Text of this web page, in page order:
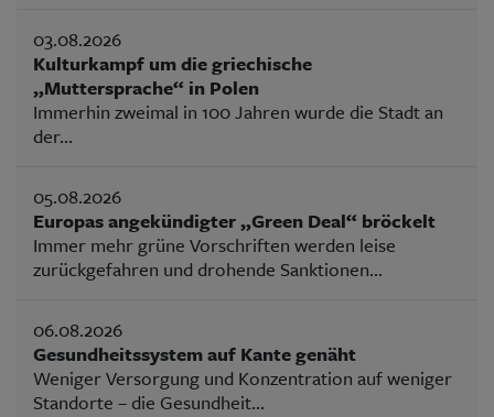
03.08.2026
Kulturkampf um die griechische
„Muttersprache“ in Polen
Immerhin zweimal in 100 Jahren wurde die Stadt an
der...
05.08.2026
Europas angekündigter „Green Deal“ bröckelt
Immer mehr grüne Vorschriften werden leise
zurückgefahren und drohende Sanktionen...
06.08.2026
Gesundheitssystem auf Kante genäht
Weniger Versorgung und Konzentration auf weniger
Standorte – die Gesundheit...